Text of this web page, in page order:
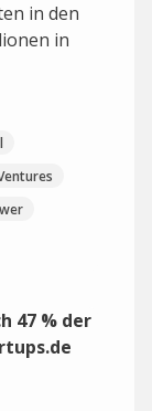
in den
in